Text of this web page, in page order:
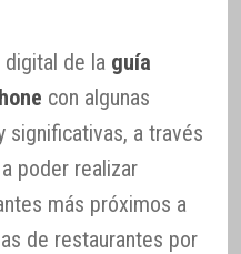
digital de la guía
con algunas
significativas, a través
poder realizar
más próximos a
de restaurantes por